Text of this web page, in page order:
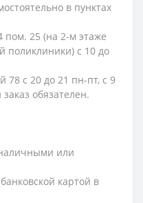
в пунктах
25 (на 2-м этаже
поликлиники) с 10 до
с 20 до 21 пн-пт, с 9
обязателен.
или
картой в